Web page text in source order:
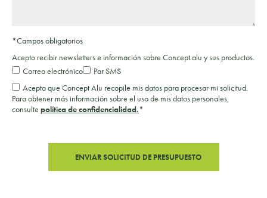
*Campos obligatorios
Acepto recibir newsletters e información sobre Concept alu y sus productos.
Correo electrónico
Par SMS
Acepto que Concept Alu recopile mis datos para procesar mi solicitud.
Para obtener más información sobre el uso de mis datos personales,
consulte política de confidencialidad.*